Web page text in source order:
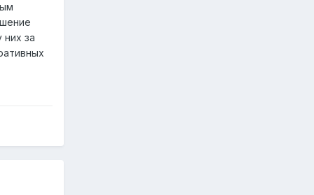
за